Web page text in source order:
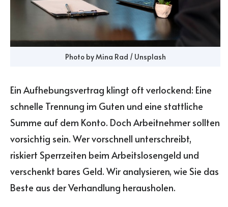
Photo by Mina Rad / Unsplash
Ein Aufhebungsvertrag klingt oft verlockend: Eine
schnelle Trennung im Guten und eine stattliche
Summe auf dem Konto. Doch Arbeitnehmer sollten
vorsichtig sein. Wer vorschnell unterschreibt,
riskiert Sperrzeiten beim Arbeitslosengeld und
verschenkt bares Geld. Wir analysieren, wie Sie das
Beste aus der Verhandlung herausholen.